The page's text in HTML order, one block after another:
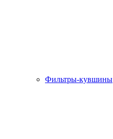
Фильтры-кувшины